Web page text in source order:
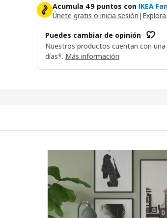
Acumula 49 puntos con IKEA
Únete gratis o inicia sesión |
Puedes cambiar de opinión
Nuestros productos cuentan con
días*. Más información